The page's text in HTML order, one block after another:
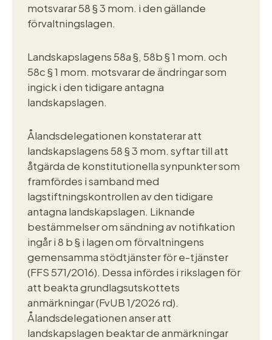
motsvarar 58 § 3 mom. i den gällande
förvaltningslagen.
Landskapslagens 58a §, 58b § 1 mom. och
58c § 1 mom. motsvarar de ändringar som
ingick i den tidigare antagna
landskapslagen.
Ålandsdelegationen konstaterar att
landskapslagens 58 § 3 mom. syftar till att
åtgärda de konstitutionella synpunkter som
framfördes i samband med
lagstiftningskontrollen av den tidigare
antagna landskapslagen. Liknande
bestämmelser om sändning av notifikation
ingår i 8 b § i lagen om förvaltningens
gemensamma stödtjänster för e-tjänster
(FFS 571/2016). Dessa infördes i rikslagen för
att beakta grundlagsutskottets
anmärkningar (FvUB 1/2026 rd).
Ålandsdelegationen anser att
landskapslagen beaktar de anmärkningar